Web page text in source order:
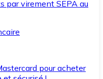
par virement SEPA au
pour acheter